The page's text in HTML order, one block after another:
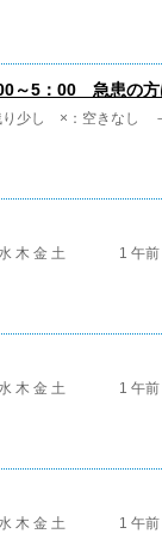
5：00 急患の方
少し ×：空きなし
水 木 金 土 1 午前
水 木 金 土 1 午前
水 木 金 土 1 午前